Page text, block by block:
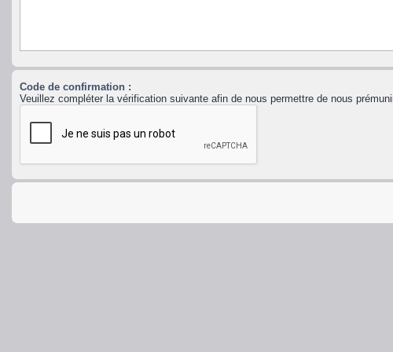
Code de confirmation :
Veuillez compléter la vérification suivante afin de nous permettre de nous